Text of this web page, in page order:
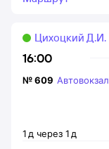
16:00
Цихоцкий Д.И.
1 д через 1 д
№609 Автовокзал